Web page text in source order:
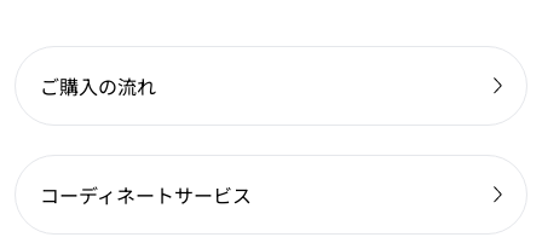
ご購入の流れ
コーディネートサービス